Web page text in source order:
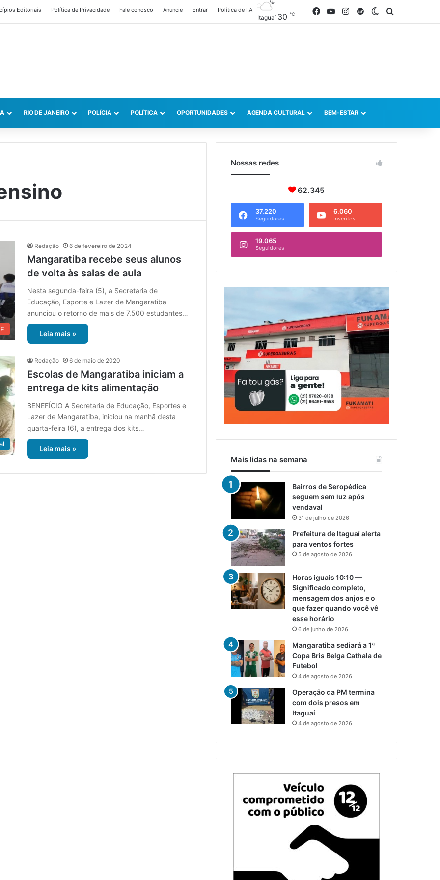
Editoriais Política de Privacidade Fale conosco Anuncie Entrar Política de I.A
Itaguaí 30 ℃ FacebookYouTubeInstagram
SpotifySwitch skin
RIO DE JANEIRO POLÍCIA POLÍTICA OPORTUNIDADES AGENDA CULTURAL BEM-ESTAR
Redação 6 de fevereiro de 2024
Mangaratiba recebe seus alunos
de volta às salas de aula
Nesta segunda-feira (5), a Secretaria de
Educação, Esporte e Lazer de Mangaratiba
anunciou o retorno de mais de 7.500 estudantes…
Leia mais »
Redação 6 de maio de 2020
Escolas de Mangaratiba iniciam a
entrega de kits alimentação
BENEFÍCIO A Secretaria de Educação, Esportes e
Lazer de Mangaratiba, iniciou na manhã desta
quarta-feira (6), a entrega dos kits…
Leia mais »
Nossas redes
62.345
37.220
Seguidores
6.060
Inscritos
19.065
Seguidores
Mais lidas na semana
Bairros de Seropédica
seguem sem luz após
vendaval
31 de julho de 2026
Prefeitura de Itaguaí alerta
para ventos fortes
5 de agosto de 2026
Horas iguais 10:10 —
Significado completo,
mensagem dos anjos e o
que fazer quando você vê
esse horário
6 de junho de 2026
Mangaratiba sediará a 1ª
Copa Bris Belga Cathala de
Futebol
4 de agosto de 2026
Operação da PM termina
com dois presos em
Itaguaí
4 de agosto de 2026